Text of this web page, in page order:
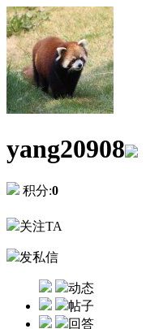
yang20908
积分:0
关注TA
发私信
动态
帖子
回答